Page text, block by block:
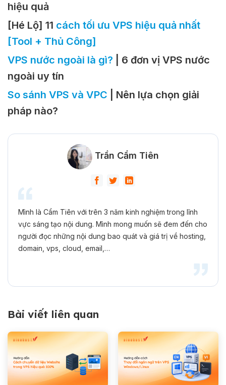
hiệu quả
[Hé Lộ] 11 cách tối ưu VPS hiệu quả nhất
[Tool + Thủ Công]
VPS nước ngoài là gì? | 6 đơn vị VPS nước
ngoài uy tín
So sánh VPS và VPC | Nên lựa chọn giải
pháp nào?
Trần Cẩm Tiên
Mình là Cẩm Tiên với trên 3 năm kinh nghiệm trong lĩnh
vực sáng tạo nội dung. Mình mong muốn sẽ đem đến cho
người đọc những nội dung bao quát và giá trị về hosting,
domain, vps, cloud, email,…
Bài viết liên quan